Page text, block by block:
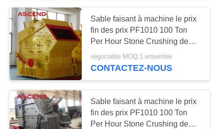
DEMANDEZ
UNE
CITATION
PLAN
DU
SITE
broyeur de broyeur
à marteaux
49
Sable faisant à machine le prix
fin des prix PF1010 100 Ton
Per Hour Stone Crushing de
broyeur à percussion
négociable MOQ:1 ensemble
CONTACTEZ-NOUS
Sable faisant à machine le prix
fin des prix PF1010 100 Ton
Per Hour Stone Crushing de